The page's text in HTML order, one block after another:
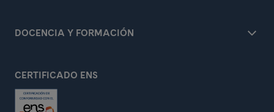
DOCENCIA Y FORMACIÓN
CERTIFICADO ENS